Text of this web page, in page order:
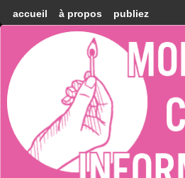
accueil à propos publiez
Montréal
Counter-
information